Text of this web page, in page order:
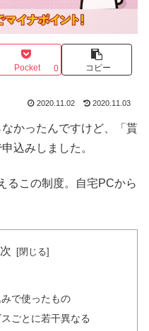
Pocket 0 コピー
2020.11.02 2020.11.03
かったんですけど、「貰
込みしました。
るこの制度。自宅PCから
で使ったもの
ごとに若干異なる